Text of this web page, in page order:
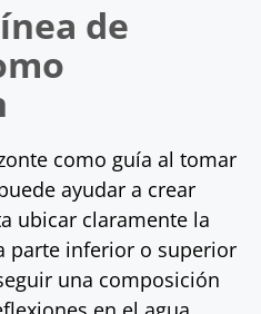
de
como guía al tomar
ayudar a crear
ubicar claramente la
parte inferior o superior
una composición